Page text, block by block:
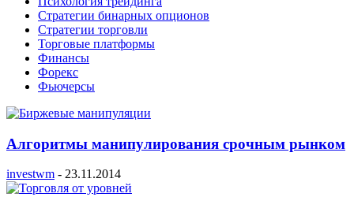
Стратегии бинарных опционов
Стратегии торговли
Торговые платформы
Финансы
Форекс
Фьючерсы
Алгоритмы манипулирования срочным рынком
investwm - 23.11.2014